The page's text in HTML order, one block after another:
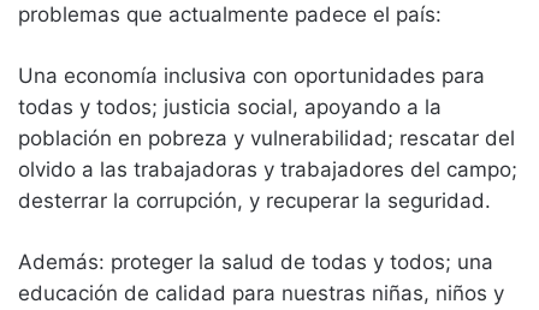
problemas que actualmente padece el país:
Una economía inclusiva con oportunidades para
todas y todos; justicia social, apoyando a la
población en pobreza y vulnerabilidad; rescatar del
olvido a las trabajadoras y trabajadores del campo;
desterrar la corrupción, y recuperar la seguridad.
Además: proteger la salud de todas y todos; una
educación de calidad para nuestras niñas, niños y